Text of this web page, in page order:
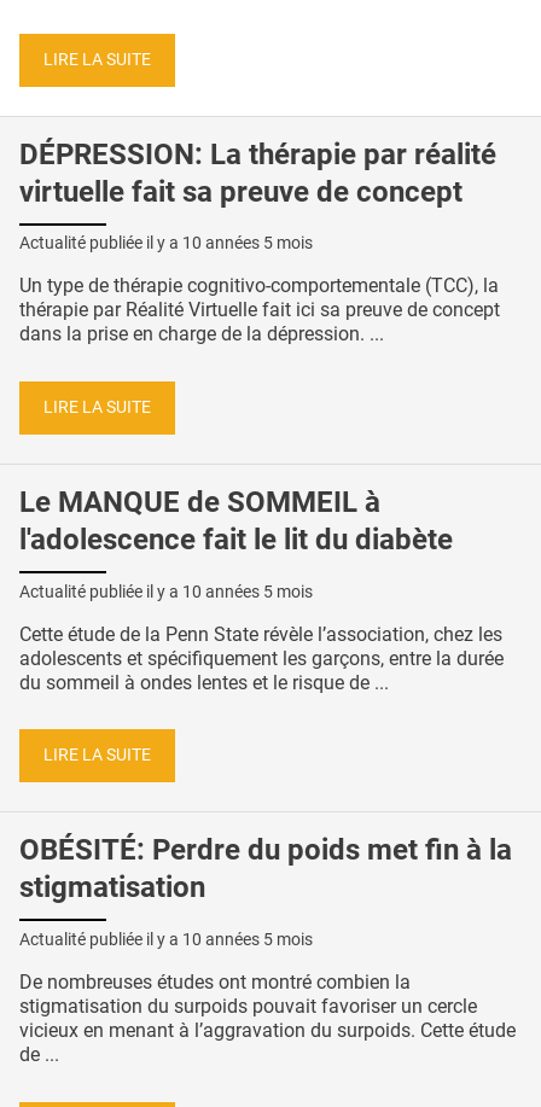
LIRE LA SUITE
DÉPRESSION: La thérapie par réalité
virtuelle fait sa preuve de concept
Actualité publiée il y a 10 années 5 mois
Un type de thérapie cognitivo-comportementale (TCC), la
thérapie par Réalité Virtuelle fait ici sa preuve de concept
dans la prise en charge de la dépression. ...
LIRE LA SUITE
Le MANQUE de SOMMEIL à
l'adolescence fait le lit du diabète
Actualité publiée il y a 10 années 5 mois
Cette étude de la Penn State révèle l’association, chez les
adolescents et spécifiquement les garçons, entre la durée
du sommeil à ondes lentes et le risque de ...
LIRE LA SUITE
OBÉSITÉ: Perdre du poids met fin à la
stigmatisation
Actualité publiée il y a 10 années 5 mois
De nombreuses études ont montré combien la
stigmatisation du surpoids pouvait favoriser un cercle
vicieux en menant à l’aggravation du surpoids. Cette étude
de ...